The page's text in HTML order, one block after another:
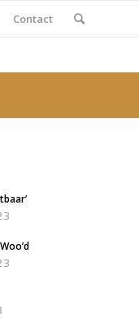
Contact